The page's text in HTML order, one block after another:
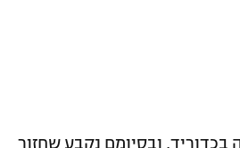
ובסיומם נקבע שחזור